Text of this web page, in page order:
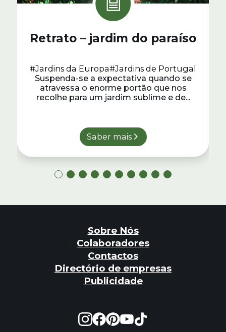
Retrato – jardim do paraíso
#Jardins da Europa#Jardins de Portugal
Suspenda-se a expectativa quando se
atravessa o enorme portão que nos
recolhe para um jardim sublime e de...
Saber mais
Sobre Nós
Colaboradores
Contactos
Directório de empresas
Publicidade